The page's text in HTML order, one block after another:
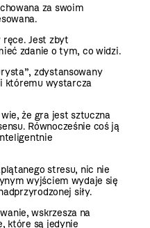
za swoim
ręce. Jest zbyt
zdanie o tym, co widzi.
zdystansowany
któremu wystarcza
że gra jest sztuczna
Równocześnie coś ją
stresu, nic nie
wyjściem wydaje się
siły.
wskrzesza na
które są jedynie